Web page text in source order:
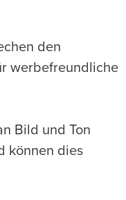
den
werbefreundliche
Bild und Ton
können dies